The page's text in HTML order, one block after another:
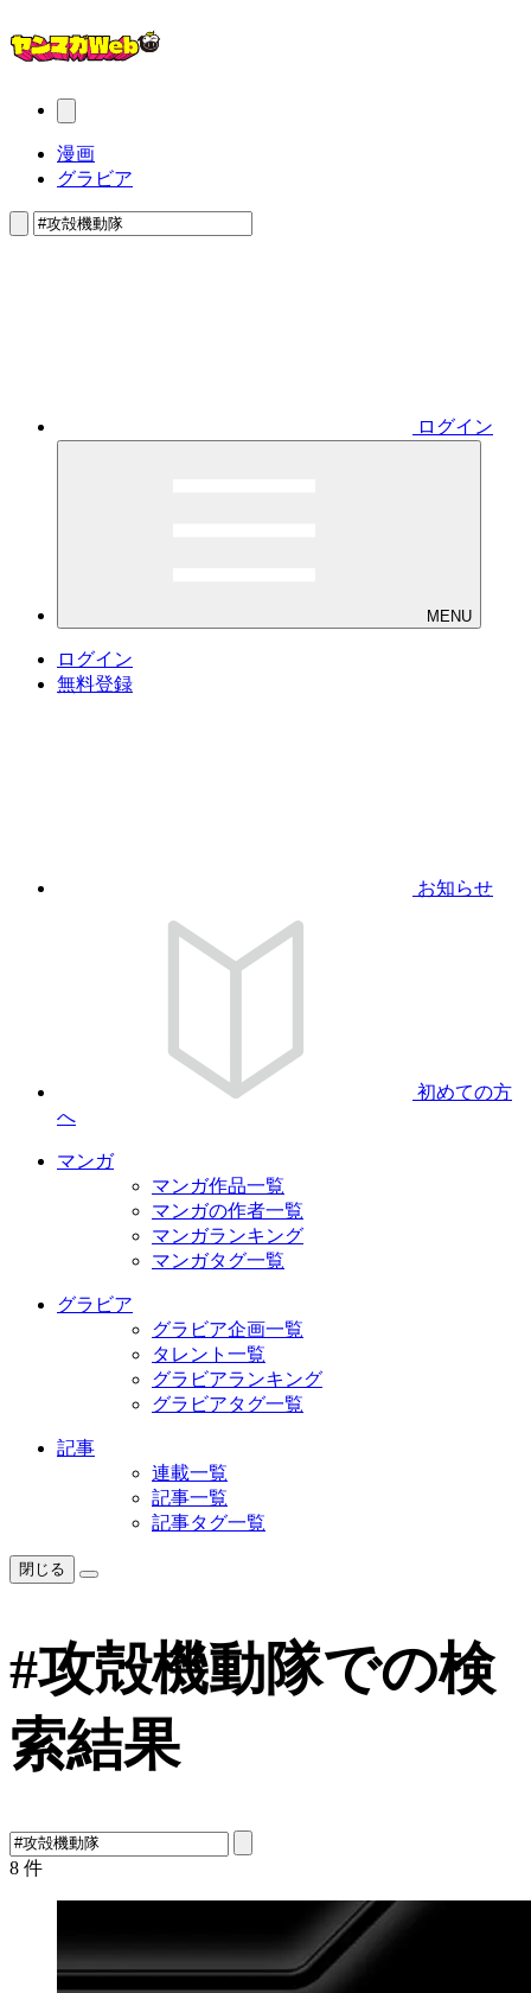
漫画
グラビア
ログイン
MENU
ログイン
無料登録
お知らせ
初めての方
へ
マンガ
マンガ作品一覧
マンガの作者一覧
マンガランキング
マンガタグ一覧
グラビア
グラビア企画一覧
タレント一覧
グラビアランキング
グラビアタグ一覧
記事
連載一覧
記事一覧
記事タグ一覧
閉じる
#攻殻機動隊での検
索結果
8 件